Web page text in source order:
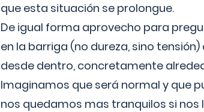
que esta situación se prolongue.
De igual forma aprovecho para
en la barriga (no dureza, sino
desde dentro, concretamente
Imaginamos que será normal y que
nos quedamos mas tranquilos si nos